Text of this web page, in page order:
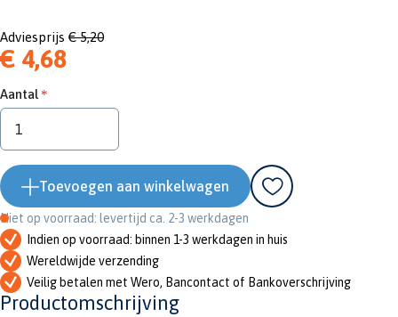
Adviesprijs € 5,20
€ 4,68
Aantal
Toevoegen aan winkelwagen
Niet op voorraad: levertijd ca. 2-3 werkdagen
Indien op voorraad: binnen 1-3 werkdagen in huis
Wereldwijde verzending
Veilig betalen met Wero, Bancontact of Bankoverschrijving
Productomschrijving